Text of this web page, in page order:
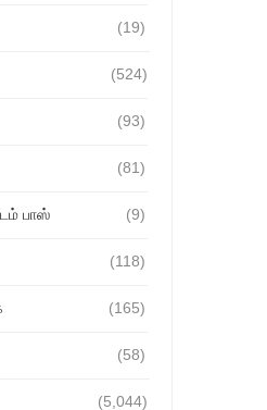
(19)
(524)
(93)
(81)
பாஸ் (9)
(118)
(165)
(58)
(5,044)